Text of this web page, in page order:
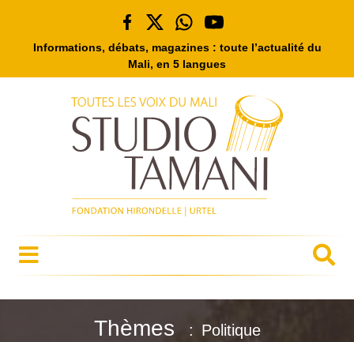
Informations, débats, magazines : toute l’actualité du
Mali, en 5 langues
Thèmes Politique